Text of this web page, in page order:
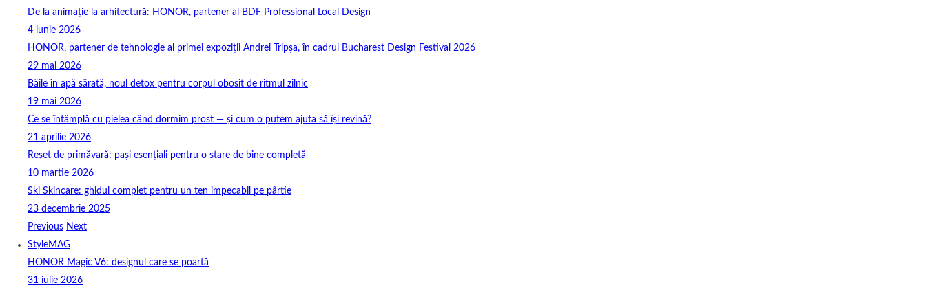
De la animație la arhitectură: HONOR, partener al BDF Professional Local Design
4 iunie 2026
HONOR, partener de tehnologie al primei expoziții Andrei Tripșa, în cadrul Bucharest Design Festival 2026
29 mai 2026
Băile în apă sărată, noul detox pentru corpul obosit de ritmul zilnic
19 mai 2026
Ce se întâmplă cu pielea când dormim prost — și cum o putem ajuta să își revină?
21 aprilie 2026
Reset de primăvară: pași esențiali pentru o stare de bine completă
10 martie 2026
Ski Skincare: ghidul complet pentru un ten impecabil pe pârtie
23 decembrie 2025
Previous Next
StyleMAG
HONOR Magic V6: designul care se poartă
31 iulie 2026